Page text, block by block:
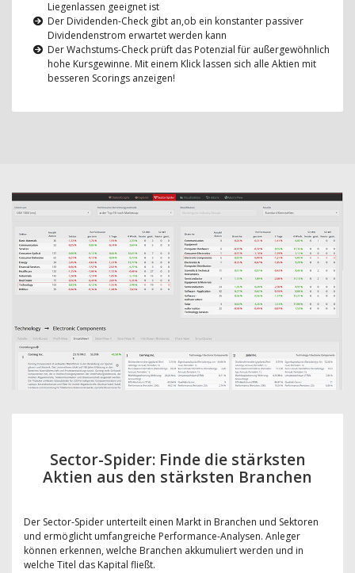
Liegenlassen geeignet ist
Der Dividenden-Check gibt an,ob ein konstanter passiver
Dividendenstrom erwartet werden kann
Der Wachstums-Check prüft das Potenzial für außergewöhnlich
hohe Kursgewinne. Mit einem Klick lassen sich alle Aktien mit
besseren Scorings anzeigen!
Sector-Spider: Finde die stärksten
Aktien aus den stärksten Branchen
Der Sector-Spider unterteilt einen Markt in Branchen und Sektoren
und ermöglicht umfangreiche Performance-Analysen. Anleger
können erkennen, welche Branchen akkumuliert werden und in
welche Titel das Kapital fließt.